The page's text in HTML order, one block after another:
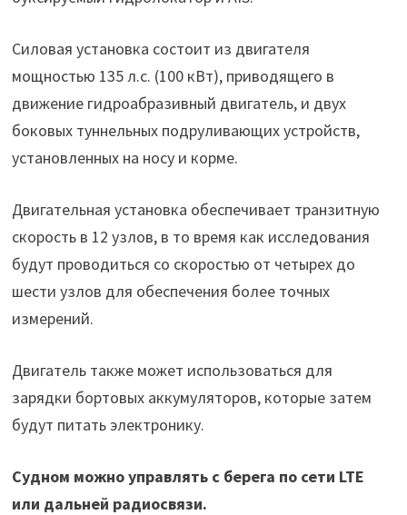
Силовая установка состоит из двигателя
мощностью 135 л.с. (100 кВт), приводящего в
движение гидроабразивный двигатель, и двух
боковых туннельных подруливающих устройств,
установленных на носу и корме.
Двигательная установка обеспечивает транзитную
скорость в 12 узлов, в то время как исследования
будут проводиться со скоростью от четырех до
шести узлов для обеспечения более точных
измерений.
Двигатель также может использоваться для
зарядки бортовых аккумуляторов, которые затем
будут питать электронику.
Судном можно управлять с берега по сети LTE
или дальней радиосвязи.